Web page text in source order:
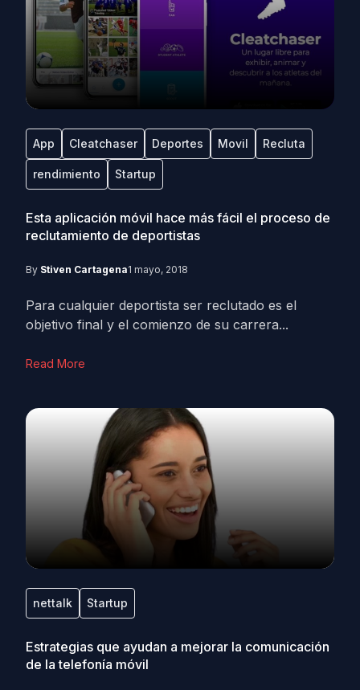
App Cleatchaser Deportes Movil Recluta
rendimiento Startup
Esta aplicación móvil hace más fácil el proceso de
reclutamiento de deportistas
By Stiven Cartagena1 mayo, 2018
Para cualquier deportista ser reclutado es el
objetivo final y el comienzo de su carrera...
Read More
nettalk Startup
Estrategias que ayudan a mejorar la comunicación
de la telefonía móvil